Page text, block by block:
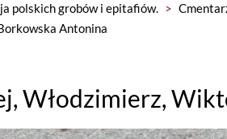
polskich grobów i epitafiów. >
Antonina
Włodzimierz,